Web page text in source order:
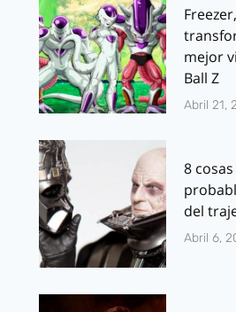
mejor
Ball Z
Abril 21,
8
del
Abril 6,